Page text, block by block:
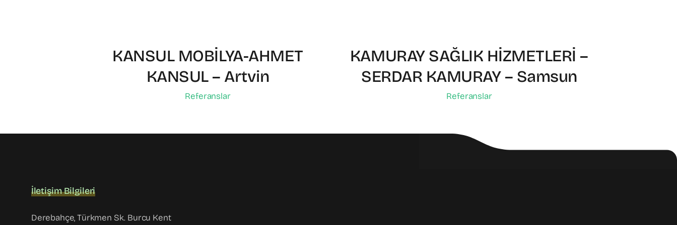
KANSUL MOBİLYA-AHMET
KANSUL – Artvin
Referanslar
KAMURAY SAĞLIK HİZMETLERİ –
SERDAR KAMURAY – Samsun
Referanslar
İletişim Bilgileri
Derebahçe, Türkmen Sk. Burcu Kent